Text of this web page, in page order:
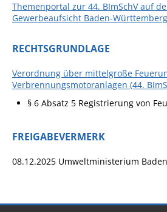
Themenportal zur 44. BImSchV auf
Gewerbeaufsicht Baden-Württemberg
RECHTSGRUNDLAGE
Verordnung über mittelgroße
Verbrennungsmotoranlagen (44.
§ 6 Absatz 5 Registrierung von
FREIGABEVERMERK
08.12.2025 Umweltministerium